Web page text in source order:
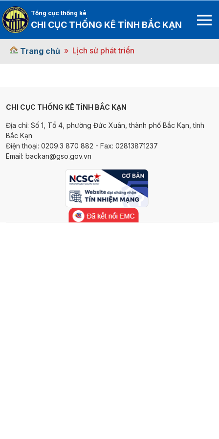
Tổng cục thống kê
CHI CỤC THỐNG KÊ TỈNH BẮC KẠN
Trang chủ Lịch sử phát triển
CHI CỤC THỐNG KÊ TỈNH BẮC KẠN
Địa chỉ: Số 1, Tổ 4, phường Đức Xuân, thành phố Bắc Kạn, tỉnh
Bắc Kạn
Điện thoại: 0209.3 870 882 - Fax: 02813871237
Email: backan@gso.gov.vn